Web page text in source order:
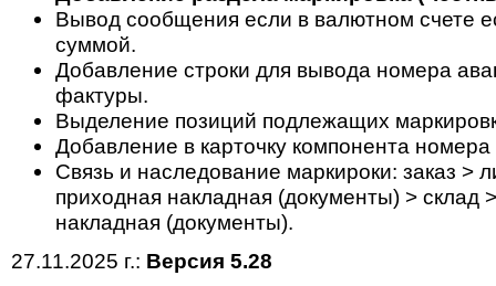
Вывод сообщения если в валютном счете
суммой.
Добавление строки для вывода номера
фактуры.
Выделение позиций подлежащих
Добавление в карточку компонента
Cвязь и наследование маркироки: заказ >
приходная накладная (документы) > склад
накладная (документы).
27.11.2025 г.: Версия 5.28